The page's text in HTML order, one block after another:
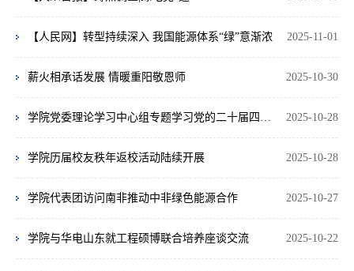
2025-11-01
【人民网】转型持续深入 我国能源体系“绿”意渐浓
2025-10-30
薪火相承话发展 情暖重阳敬恩师
2025-10-28
学院党委理论学习中心组专题学习党的二十届四中全会精神
2025-10-28
学院历届校友秩年返校活动陆续开展
2025-10-27
学院代表团访问南非推动中非绿色能源合作
2025-10-22
学院与华电山东就工程硕博联合培养座谈交流